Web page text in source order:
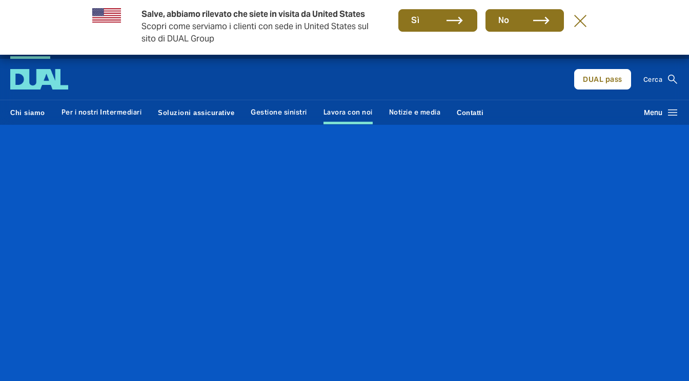
Salve, abbiamo rilevato che siete in visita da United States
Scopri come serviamo i clienti con sede in United States sul
sito di DUAL Group
Sì No
anni di DUAL Italia
DUAL pass Cerca
Chi siamo Per i nostri Intermediari Soluzioni assicurative Gestione sinistri Lavora con noi Notizie e media Contatti Menu